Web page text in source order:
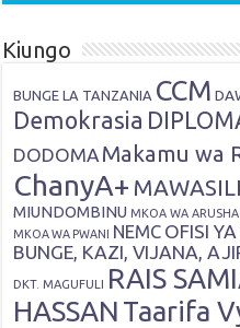
Kiungo
BUNGE LA TANZANIA CCM
Demokrasia
DODOMA Makamu wa
ChanyA+
MIUNDOMBINU MKOA WA ARUSHA
MKOA WA PWANI NEMC OFISI
BUNGE, KAZI, VIJANA,
DKT. MAGUFULI RAIS
HASSAN Taarifa